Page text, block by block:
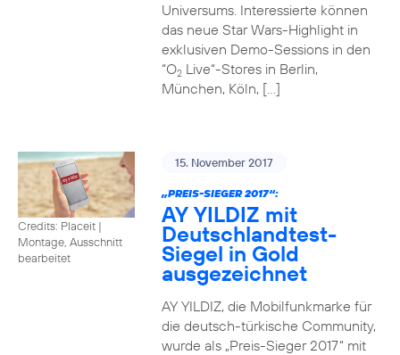
Universums. Interessierte können
das neue Star Wars-Highlight in
exklusiven Demo-Sessions in den
“O2Live“-Stores in Berlin,
München, Köln, […]
Credits: Placeit |
Montage, Ausschnitt
bearbeitet
15. November 2017
„PREIS-SIEGER 2017“:
AY YILDIZ mit
Deutschlandtest-
Siegel in Gold
ausgezeichnet
AY YILDIZ, die Mobilfunkmarke für
die deutsch-türkische Community,
wurde als „Preis-Sieger 2017“ mit